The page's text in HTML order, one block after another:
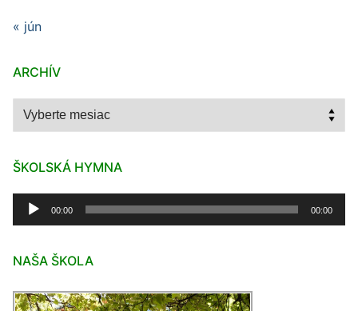
« jún
ARCHÍV
Archív
ŠKOLSKÁ HYMNA
Audio
prehrávač
00:00 00:00
NAŠA ŠKOLA